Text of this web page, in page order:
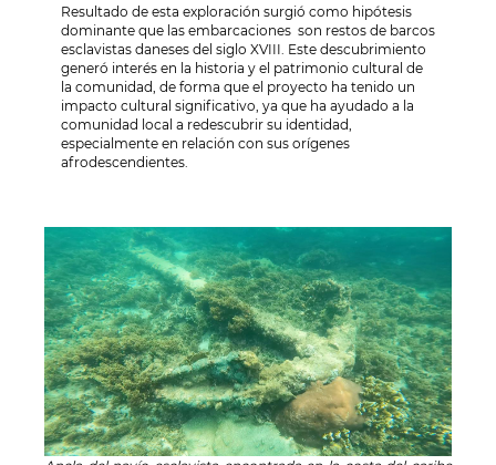
Resultado de esta exploración surgió como hipótesis
dominante que las embarcaciones son restos de barcos
esclavistas daneses del siglo XVIII. Este descubrimiento
generó interés en la historia y el patrimonio cultural de
la comunidad, de forma que el proyecto ha tenido un
impacto cultural significativo, ya que ha ayudado a la
comunidad local a redescubrir su identidad,
especialmente en relación con sus orígenes
afrodescendientes.